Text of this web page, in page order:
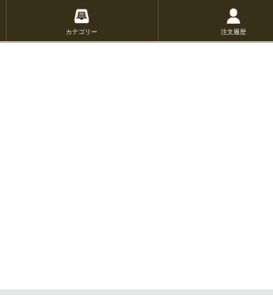
カテゴリー 注文履歴